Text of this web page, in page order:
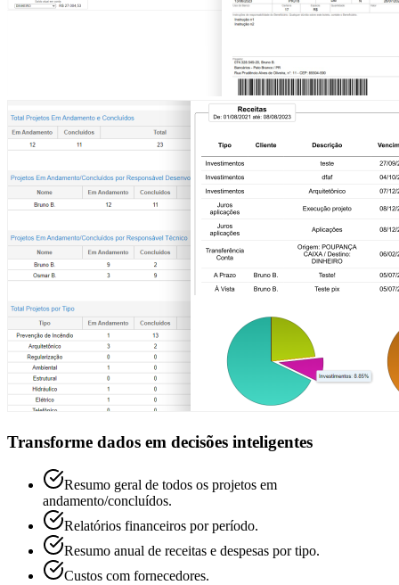
Transforme dados em decisões inteligentes
Resumo geral de todos os projetos em
andamento/concluídos.
Relatórios financeiros por período.
Resumo anual de receitas e despesas por tipo.
Custos com fornecedores.